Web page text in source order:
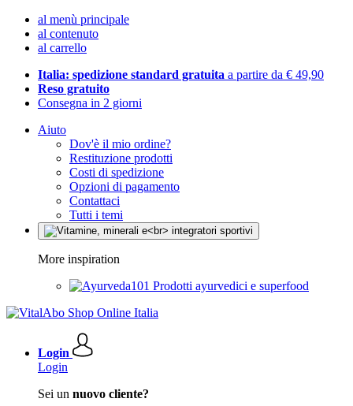
al menù principale
al contenuto
al carrello
Italia: spedizione standard gratuita a partire da € 49,90
Reso gratuito
Consegna in 2 giorni
Aiuto
Dov'è il mio ordine?
Restituzione prodotti
Costi di spedizione
Opzioni di pagamento
Contattaci
Tutti i temi
More inspiration
Prodotti ayurvedici e superfood
Login
Login
Sei un nuovo cliente?